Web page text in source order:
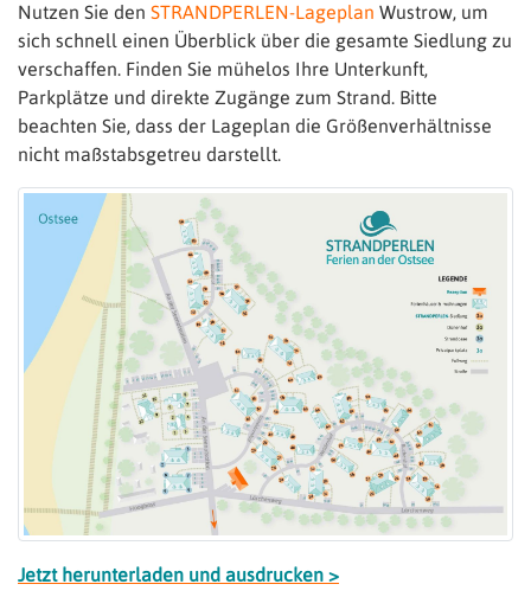
Nutzen Sie den STRANDPERLEN-Lageplan Wustrow, um
sich schnell einen Überblick über die gesamte Siedlung zu
verschaffen. Finden Sie mühelos Ihre Unterkunft,
Parkplätze und direkte Zugänge zum Strand. Bitte
beachten Sie, dass der Lageplan die Größenverhältnisse
nicht maßstabsgetreu darstellt.
Jetzt herunterladen und ausdrucken >